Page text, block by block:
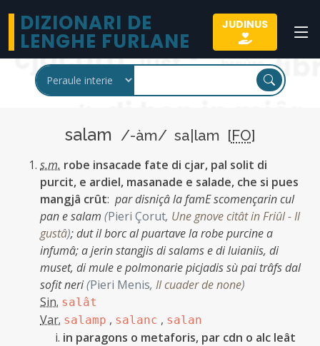
DIZIONARI DE
LENGHE FURLANE
JUDINUS
salam /-àm/ sa|lam [FO]
s.m. robe insacade fate di cjar, pal solit di
purcit, e ardiel, masanade e salade, che si pues
mangjâ crût: par disniçâ la famE scomençarin cul
pan e salam (Pieri Çorut, Une gnove citât in Friûl - Il
gustâ);dut il borc al puartave la robe purcine a
infumâ; a jerin stangjis di salams e di luianiis, di
muset, di mule e polmonarie picjadis sù pai trâfs dal
sofit neri(Pieri Menis, Il cuader de none)
Sin. salât
Var. salamp , salanc , salan
in paragons o metaforis, par cdn o alc leât